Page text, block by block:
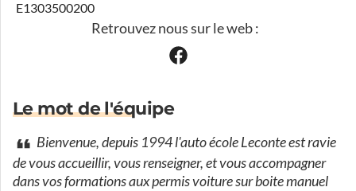
E1303500200
Retrouvez nous sur le web :
Le mot de l'équipe
Bienvenue, depuis 1994 l'auto école Leconte est ravie
de vous accueillir, vous renseigner, et vous accompagner
dans vos formations aux permis voiture sur boite manuel